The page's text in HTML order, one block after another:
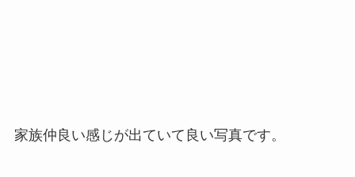
家族仲良い感じが出ていて良い写真です。